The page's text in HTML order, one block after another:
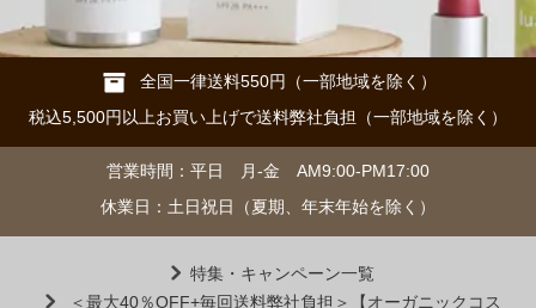
全国一律送料550円（一部地域を除く）
税込5,500円以上お買い上げで送料弊社負担（一部地域を除く）
営業時間：平日 月-金 AM9:00-PM17:00
休業日：土日祝日（夏期、年末年始を除く）
特集・キャンペーン一覧
＜最大40％OFF+毎回送料弊社負担＞【オーガニックコス